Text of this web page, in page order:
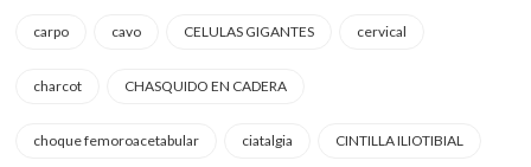
carpo cavo CELULAS GIGANTES cervical
charcot CHASQUIDO EN CADERA
choque femoroacetabular ciatalgia CINTILLA ILIOTIBIAL